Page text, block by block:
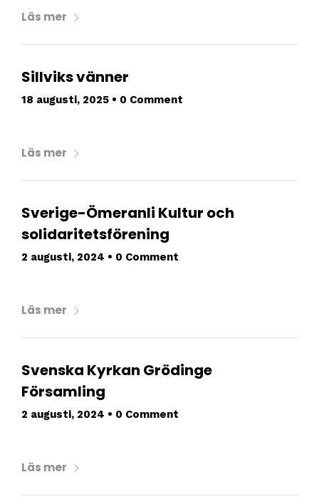
Läs mer
Sillviks vänner
18 augusti, 2025 • 0 Comment
Läs mer
Sverige-Ömeranli Kultur och
solidaritetsförening
2 augusti, 2024 • 0 Comment
Läs mer
Svenska Kyrkan Grödinge
Församling
2 augusti, 2024 • 0 Comment
Läs mer